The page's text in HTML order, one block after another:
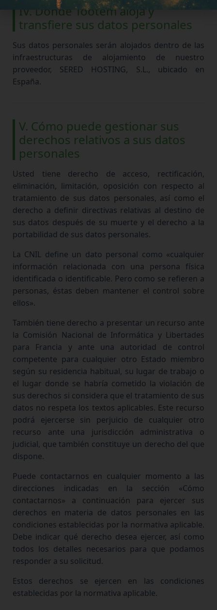
IV. Dónde Tootem aloja y
transfiere sus datos personales
Sus datos personales serán alojados dentro de las
infraestructuras de alojamiento de nuestro
proveedor, SERED HOSTING, S.L., ubicado en
España.
V. Cómo puede gestionar sus
derechos relativos a sus datos
personales
Usted tiene derecho de acceso, rectificación,
eliminación, limitación, oposición con respecto al
tratamiento de sus datos personales, así como el
derecho a definir directivas relativas al destino de
sus datos después de su muerte y el derecho a la
portabilidad de sus datos personales.
La CNIL define un dato personal como «cualquier
información relacionada con una persona física
identificada o identificable. Pero como se refieren a
personas, éstas deben mantener el control sobre
ellos».
También tiene derecho a presentar un recurso ante
la Comisión Nacional de Informática y Libertades
para Francia y ante una autoridad de control
competente para cualquier otro Estado miembro
según su residencia habitual, su lugar de trabajo o
el lugar donde se habría cometido la violación de
sus derechos si considera que el tratamiento de sus
datos no respeta los textos aplicables. Este recurso
podrá ejercerse sin perjuicio de cualquier otro
recurso ante una jurisdicción administrativa o
judicial, que también constituye un derecho del que
dispone.
Puede contactarnos en cualquier momento a las
direcciones indicadas en la sección «Cómo
contactarnos» a continuación para ejercer sus
derechos en materia de datos personales en las
condiciones establecidas por la normativa aplicable.
Debe indicar qué derecho desea ejercer, así como
todos los detalles necesarios para que podamos
responder a su solicitud.
Estos derechos se ejercen en las condiciones
establecidas por la normativa aplicable.